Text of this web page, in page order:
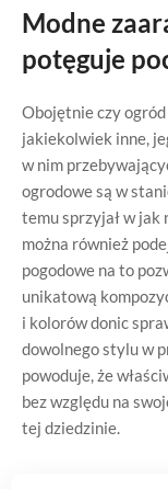
Modne
potęguje
Obojętnie czy ogród
jakiekolwiek inne,
w nim
ogrodowe są w
temu sprzyjał w
można również
pogodowe na to
unikatową
i kolorów donic
dowolnego stylu w
powoduje, że
bez względu na
tej dziedzinie.